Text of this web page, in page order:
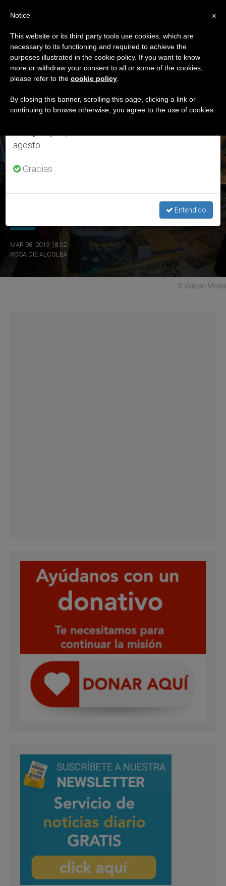
ETIQUETA
Posts Tagged ‘Rabino
Abraham J’
ÚLTIMAS NOTICIAS
MAR 08, 2019 18:02
ROSA DIE ALCOLEA
© Vatican Media
×
Aviso importante
Del 27 de julio al 7 de agosto haremos la pausa
anual, aprovechando que en el periodo de verano
se generan menos informaciones y también el
agosto.
Gracias.
Entendido
x
Notice
This website or its third party tools use cookies, which are
necessary to its functioning and required to achieve the
purposes illustrated in the cookie policy. If you want to know
more or withdraw your consent to all or some of the cookies,
please refer to the cookie policy
By closing this banner, scrolling this page, clicking a link or
continuing to browse otherwise, you agree to the use of cookies.